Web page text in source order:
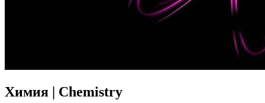
Химия | Chemistry